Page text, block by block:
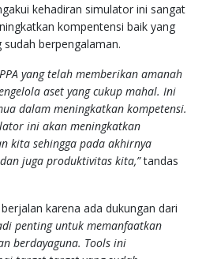
kehadiran simulator ini sangat
kompentensi baik yang
berpengalaman.
yang telah memberikan amanah
aset yang cukup mahal. Ini
dalam meningkatkan kompetensi.
ini akan meningkatkan
kita sehingga pada akhirnya
juga produktivitas kita,”tandas
karena ada dukungan dari
penting untuk memanfaatkan
berdayaguna. Tools ini